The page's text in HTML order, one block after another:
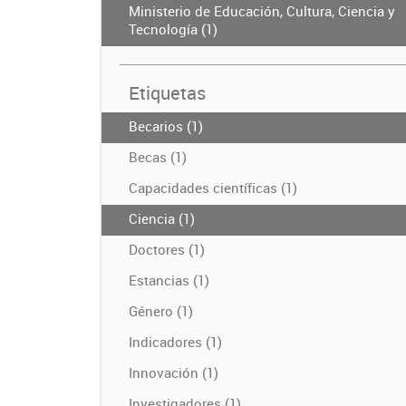
Ministerio de Educación, Cultura, Ciencia y
Tecnología (1)
Etiquetas
Becarios (1)
Becas (1)
Capacidades científicas (1)
Ciencia (1)
Doctores (1)
Estancias (1)
Género (1)
Indicadores (1)
Innovación (1)